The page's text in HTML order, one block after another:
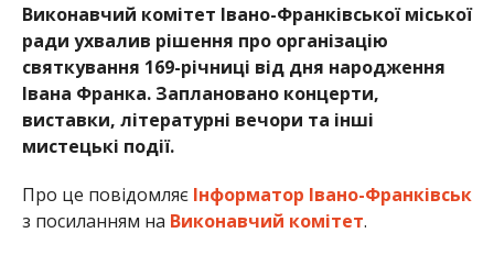
Виконавчий комітет Івано-Франківської міської
ради ухвалив рішення про організацію
святкування 169-річниці від дня народження
Івана Франка. Заплановано концерти,
виставки, літературні вечори та інші
мистецькі події.
Про це повідомляє Інформатор Івано-Франківськ
з посиланням на Виконавчий комітет.